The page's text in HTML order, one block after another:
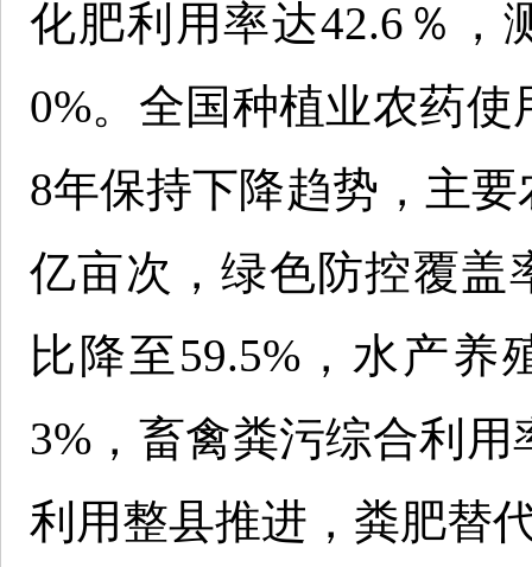
化肥利用率达42.6％，
0%。全国种植业农药
8年保持下降趋势，主
亿亩次，绿色防控覆盖
比降至59.5%，水产
3%，畜禽粪污综合利
利用整县推进，粪肥替